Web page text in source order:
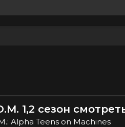
1,2 сезон
Alpha Teens on Machines